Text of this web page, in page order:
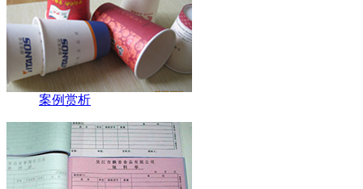
案例赏析